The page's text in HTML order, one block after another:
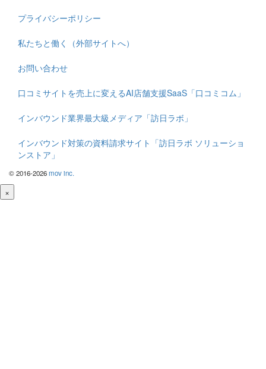
プライバシーポリシー
私たちと働く（外部サイトへ）
お問い合わせ
口コミサイトを売上に変えるAI店舗支援SaaS「口コミコム」
インバウンド業界最大級メディア「訪日ラボ」
インバウンド対策の資料請求サイト「訪日ラボ ソリューショ
ンストア」
© 2016-2026mov inc.
×